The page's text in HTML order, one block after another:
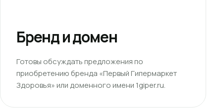
Бренд и домен
Готовы обсуждать предложения по
приобретению бренда «Первый Гипермаркет
Здоровья» или доменного имени 1giper.ru.